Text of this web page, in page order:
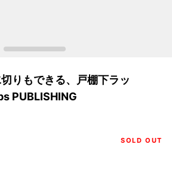
切りもできる、戸棚下ラッ
PUBLISHING
SOLD OUT